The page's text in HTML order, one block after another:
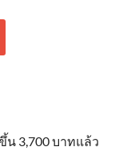
น 3,700 บาทแล้ว